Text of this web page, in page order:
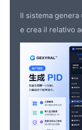
Il sistema
e crea il relativo